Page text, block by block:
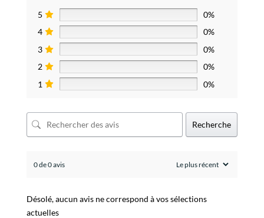
5
0%
4
0%
3
0%
2
0%
1
0%
Recherche
0 de 0 avis
Désolé, aucun avis ne correspond à vos sélections
actuelles